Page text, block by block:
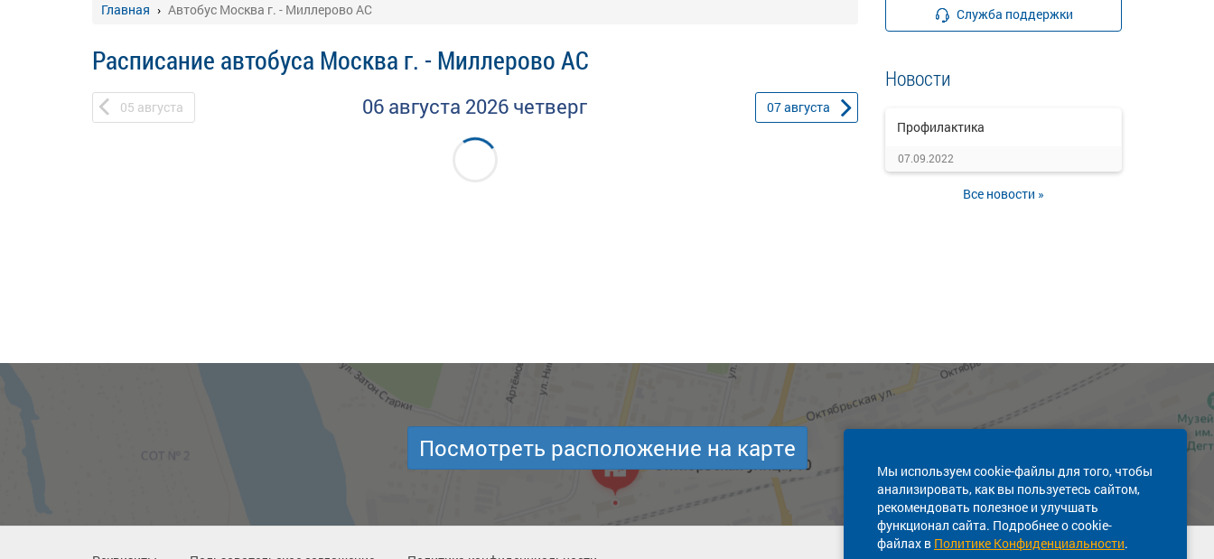
Главная Автобус Москва г. - Миллерово АС
Расписание автобуса Москва г. - Миллерово АС
05 августа 06 августа 2026 четверг 07августа
Служба поддержки
Новости
Профилактика
07.09.2022
Все новости »
Мы используем cookie-файлы для того, чтобы
анализировать, как вы пользуетесь сайтом,
рекомендовать полезное и улучшать
функционал сайта. Подробнее о cookie-
файлах в Политике Конфиденциальности.
Посмотреть расположение на карте